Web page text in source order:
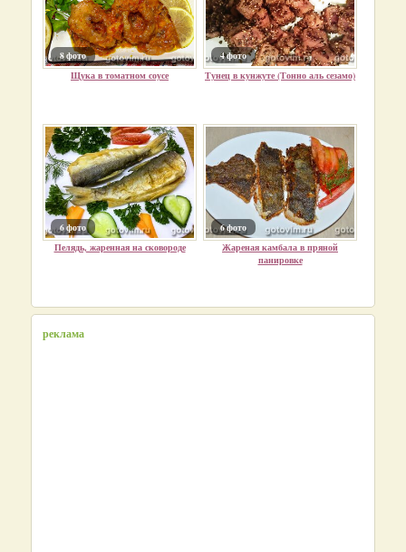
8 фото
Щука в томатном соусе
4 фото
Тунец в кунжуте (Тонно аль сезамо)
6 фото
Пелядь, жаренная на сковороде
6 фото
Жареная камбала в пряной
панировке
реклама